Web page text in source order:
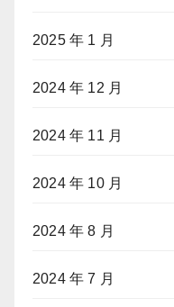
2025 年 1 月
2024 年 12 月
2024 年 11 月
2024 年 10 月
2024 年 8 月
2024 年 7 月